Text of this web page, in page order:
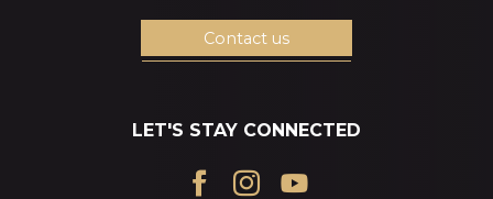
Contact us
LET'S STAY CONNECTED